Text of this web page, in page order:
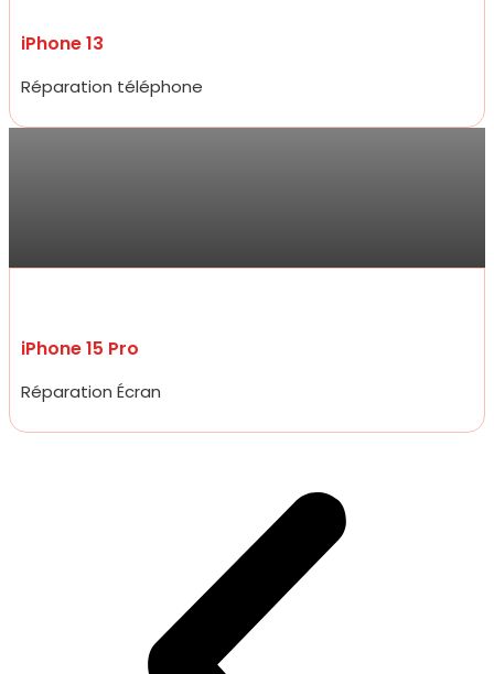
iPhone 13
Réparation téléphone
iPhone 15 Pro
Réparation Écran